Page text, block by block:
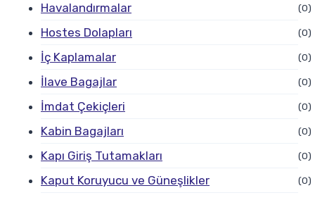
Havalandırmalar (0)
Hostes Dolapları (0)
İç Kaplamalar (0)
İlave Bagajlar (0)
İmdat Çekiçleri (0)
Kabin Bagajları (0)
Kapı Giriş Tutamakları (0)
Kaput Koruyucu ve Güneşlikler (0)